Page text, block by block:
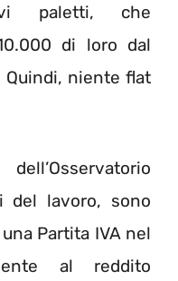
paletti, che
di loro dal
Quindi, niente flat
del lavoro, sono
Partita IVA nel
al reddito